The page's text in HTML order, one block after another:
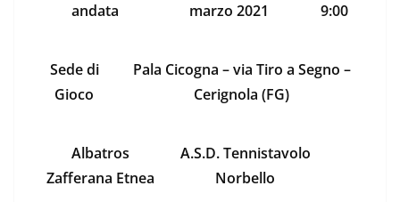
andata
marzo 2021
9:00
Sede di
Gioco
Pala Cicogna – via Tiro a Segno –
Cerignola (FG)
Albatros
Zafferana Etnea
A.S.D. Tennistavolo
Norbello